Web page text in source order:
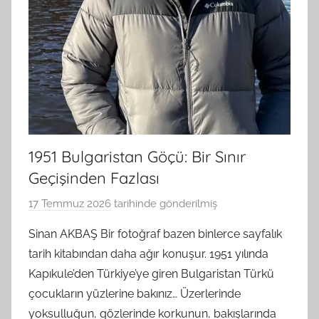
1951 Bulgaristan Göçü: Bir Sınır
Geçişinden Fazlası
17 Temmuz 2026 tarihinde gönderilmiş
S
A
M
t
a
Sinan AKBAŞ Bir fotoğraf bazen binlerce sayfalık
tarih kitabından daha ağır konuşur. 1951 yılında
Kapıkule’den Türkiye’ye giren Bulgaristan Türkü
çocukların yüzlerine bakınız… Üzerlerinde
yoksulluğun, gözlerinde korkunun, bakışlarında